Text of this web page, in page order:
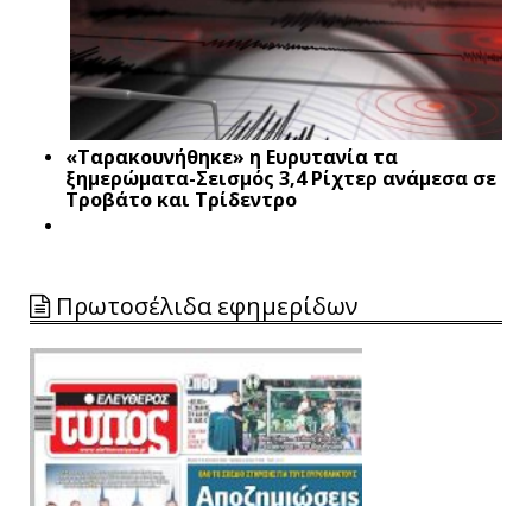
«Ταρακουνήθηκε» η Ευρυτανία τα
ξημερώματα-Σεισμός 3,4 Ρίχτερ ανάμεσα σε
Τροβάτο και Τρίδεντρο
Πρωτοσέλιδα εφημερίδων